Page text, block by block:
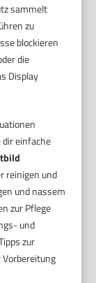
sammelt
zu
blockieren
die
Display
einfache
reinigen und
und nassem
zur Pflege
und
zur
Vorbereitung